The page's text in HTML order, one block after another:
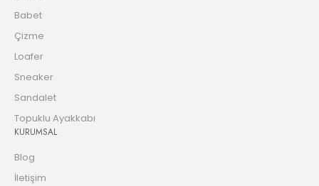
Babet
Çizme
Loafer
Sneaker
Sandalet
Topuklu Ayakkabı
KURUMSAL
Blog
İletişim